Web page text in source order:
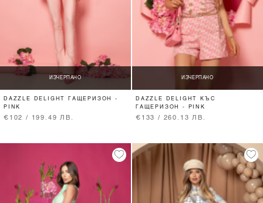
ИЗЧЕРПАНО
DAZZLE DELIGHT ГАЩЕРИЗОН -
PINK
€102 / 199.49 ЛВ.
ИЗЧЕРПАНО
DAZZLE DELIGHT КЪС
ГАЩЕРИЗОН - PINK
€133 / 260.13 ЛВ.